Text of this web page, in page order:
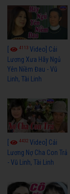
4113 Video] Cải
Lương Xưa Hãy Ngủ
Yên Niềm Đau - Vũ
Linh, Tài Linh
4432 Video] Cải
Lương Nợ Cha Con Trả
- Vũ Linh, Tài Linh